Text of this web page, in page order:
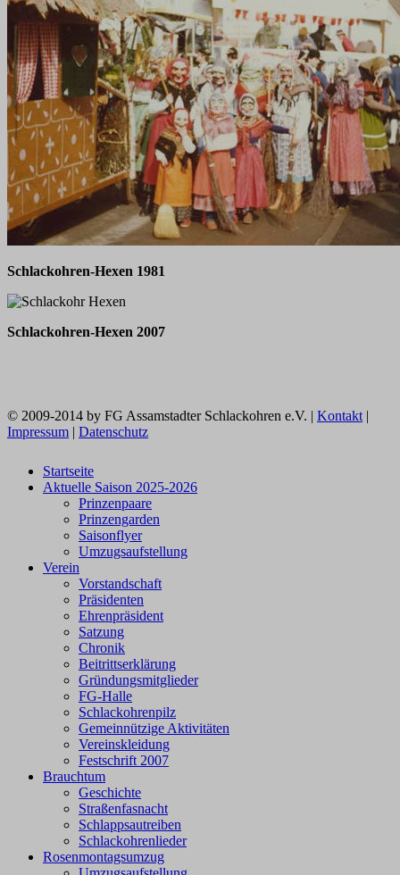
Schlackohren-Hexen 1981
Schlackohren-Hexen 2007
© 2009-2014 by FG Assamstadter Schlackohren e.V. | Kontakt |
Impressum | Datenschutz
Startseite
Aktuelle Saison 2025-2026
Prinzenpaare
Prinzengarden
Saisonflyer
Umzugsaufstellung
Verein
Vorstandschaft
Präsidenten
Ehrenpräsident
Satzung
Chronik
Beitrittserklärung
Gründungsmitglieder
FG-Halle
Schlackohrenpilz
Gemeinnützige Aktivitäten
Vereinskleidung
Festschrift 2007
Brauchtum
Geschichte
Straßenfasnacht
Schlappsautreiben
Schlackohrenlieder
Rosenmontagsumzug